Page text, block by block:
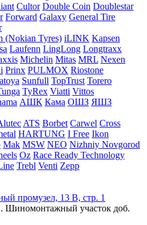
Cultor Double Coin Doublestar
Forward Galaxy General Tire
(Nokian Tyres) iLINK Kapsen
Laufenn LingLong Longtraxx
Michelin Mitas MRL Nexen
Prinx PULMOX Riostone
Sunfull TopTrust Torero
TyRex Viatti Vittos
АШК Кама ОШЗ ЯШЗ
ATS Borbet Carwel Cross
HARTUNG I Free Ikon
Mak MSW NEO Nizhniy Novgorod
Oz Race Ready Technology
Trebl Venti Zepp
промузел, 13 В, стр. 1
Шиномонтажный участок доб.